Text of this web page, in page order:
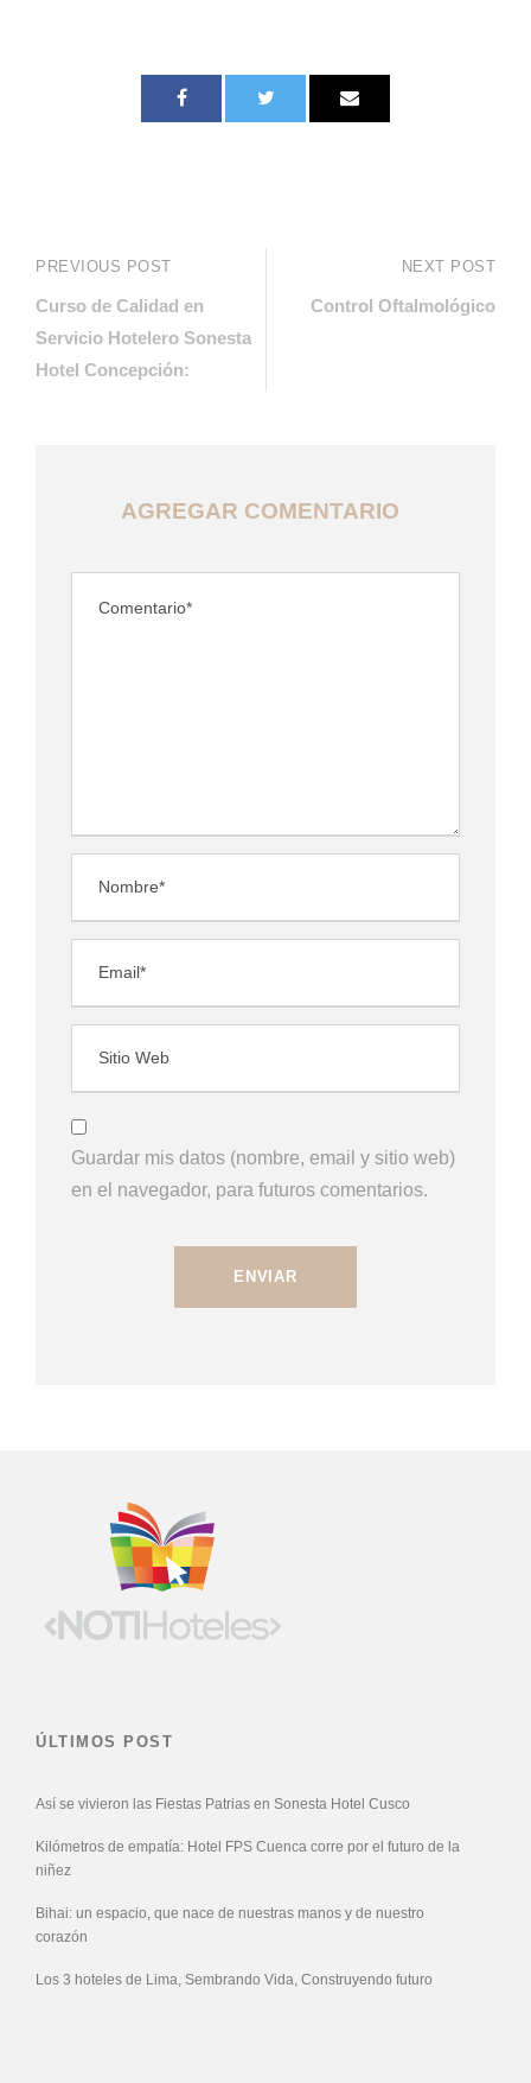
PREVIOUS POST
Curso de Calidad en
Servicio Hotelero Sonesta
Hotel Concepción:
NEXT POST
Control Oftalmológico
AGREGAR COMENTARIO
Guardar mis datos (nombre, email y sitio web)
en el navegador, para futuros comentarios.
ÚLTIMOS POST
Así se vivieron las Fiestas Patrias en Sonesta Hotel Cusco
Kilómetros de empatía: Hotel FPS Cuenca corre por el futuro de la
niñez
Bihai: un espacio, que nace de nuestras manos y de nuestro
corazón
Los 3 hoteles de Lima, Sembrando Vida, Construyendo futuro